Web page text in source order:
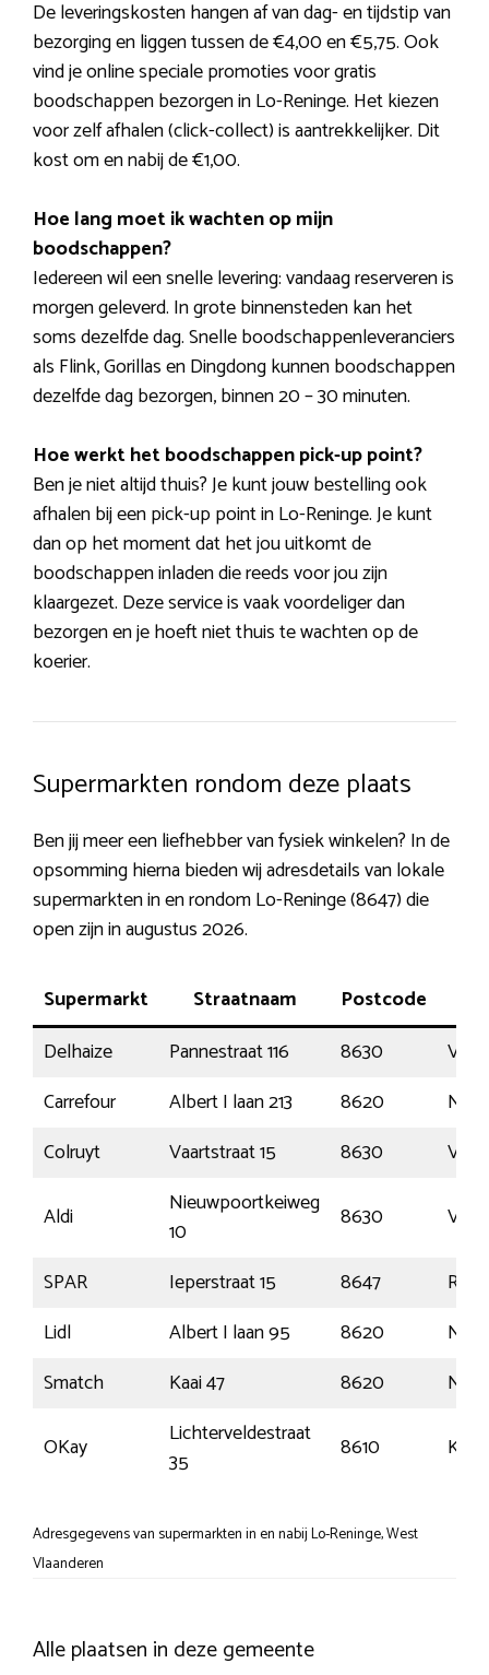
De leveringskosten hangen af van dag- en tijdstip van
bezorging en liggen tussen de €4,00 en €5,75. Ook
vind je online speciale promoties voor gratis
boodschappen bezorgen in Lo-Reninge. Het kiezen
voor zelf afhalen (click-collect) is aantrekkelijker. Dit
kost om en nabij de €1,00.
Hoe lang moet ik wachten op mijn
boodschappen?
Iedereen wil een snelle levering: vandaag reserveren is
morgen geleverd. In grote binnensteden kan het
soms dezelfde dag. Snelle boodschappenleveranciers
als Flink, Gorillas en Dingdong kunnen boodschappen
dezelfde dag bezorgen, binnen 20 – 30 minuten.
Hoe werkt het boodschappen pick-up point?
Ben je niet altijd thuis? Je kunt jouw bestelling ook
afhalen bij een pick-up point in Lo-Reninge. Je kunt
dan op het moment dat het jou uitkomt de
boodschappen inladen die reeds voor jou zijn
klaargezet. Deze service is vaak voordeliger dan
bezorgen en je hoeft niet thuis te wachten op de
koerier.
Supermarkten rondom deze plaats
Ben jij meer een liefhebber van fysiek winkelen? In de
opsomming hierna bieden wij adresdetails van lokale
supermarkten in en rondom Lo-Reninge (8647) die
open zijn in augustus 2026.
Supermarkt Straatnaam Postcode
Delhaize
Pannestraat 116 8630
Carrefour
Albert I laan 213 8620
Colruyt
Vaartstraat 15 8630
Aldi
Nieuwpoortkeiweg
10
8630
SPAR
Ieperstraat 15 8647
Lidl
Albert I laan 95 8620
Smatch
Kaai 47 8620
OKay
Lichterveldestraat
35
8610
Adresgegevens van supermarkten in en nabij Lo-Reninge, West
Vlaanderen
Alle plaatsen in deze gemeente